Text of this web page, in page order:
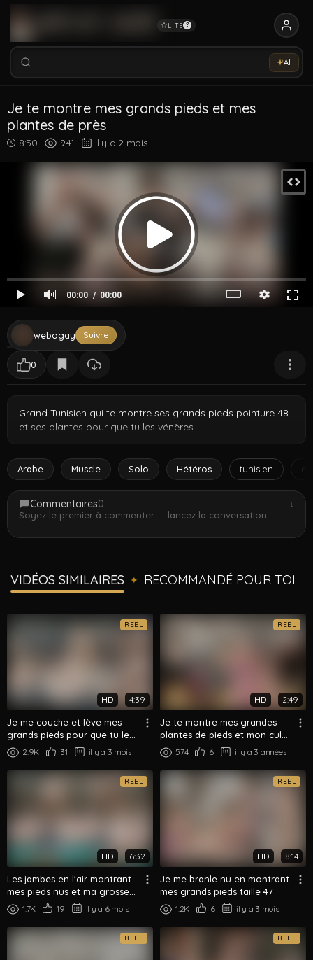
LITE ?
Rechercher vidéos, modèles, tags...
AI
Je te montre mes grands pieds et mes
plantes de près
8:50 941 il y a 2 mois
00:00 00:00
webogay Suivre
0
Grand Tunisien qui te montre ses grands pieds pointure 48
et ses plantes pour que tu les vénères
Arabe Muscle Solo Hétéros tunisien
Commentaires0
Soyez le premier à commenter — lancez la conversation
↓
VIDÉOS SIMILAIRES ✦ RECOMMANDÉ POUR TOI
REEL
HD 4:39
Je me couche et lève mes
grands pieds pour que tu les
vénères
2.9K 31 il y a 3 mois
REEL
HD 2:49
Je te montre mes grandes
plantes de pieds et mon cul
de près sur le canapé
574 6 il y a 3 années
REEL
HD 6:32
Les jambes en l'air montrant
mes pieds nus et ma grosse
bite d'en bas
1.7K 19 il y a 6 mois
REEL
HD 8:14
Je me branle nu en montrant
mes grands pieds taille 47
1.2K 6 il y a 3 mois
REEL REEL